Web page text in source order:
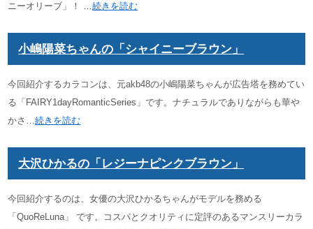
ニーオリーブ」！ …続きを読む
小嶋陽菜ちゃんの「シャイニーブラウン」
今回紹介するカラコンは、元akb48の小嶋陽菜ちゃんが広告塔を務めてい
る「FAIRY1dayRomanticSeries」です。ナチュラルでありながらも華や
かさ…続きを読む
大沢ひかるの「レジーナピンクブラウン」
今回紹介するのは、女優の大沢ひかるちゃんがモデルを務める
「QuoReLuna」 です。コスパとクオリティに定評のあるマンスリーカラ